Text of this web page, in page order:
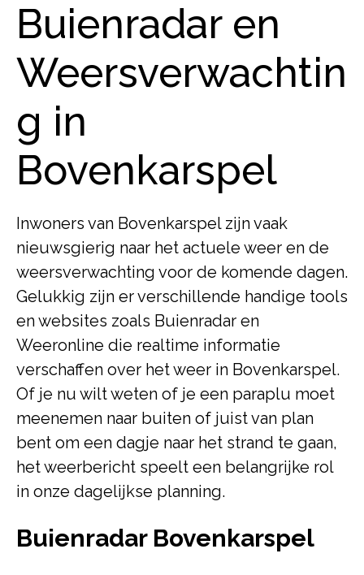
Buienradar en
Weersverwachtin
g in
Bovenkarspel
Inwoners van Bovenkarspel zijn vaak
nieuwsgierig naar het actuele weer en de
weersverwachting voor de komende dagen.
Gelukkig zijn er verschillende handige tools
en websites zoals Buienradar en
Weeronline die realtime informatie
verschaffen over het weer in Bovenkarspel.
Of je nu wilt weten of je een paraplu moet
meenemen naar buiten of juist van plan
bent om een dagje naar het strand te gaan,
het weerbericht speelt een belangrijke rol
in onze dagelijkse planning.
Buienradar Bovenkarspel